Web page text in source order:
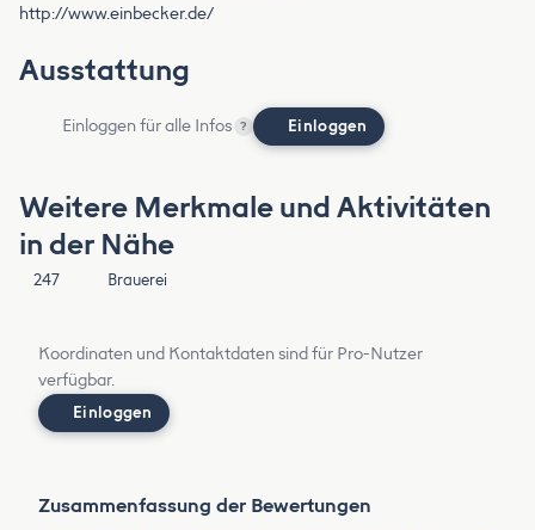
http://www.einbecker.de/
Ausstattung
Einloggen für alle Infos ? Einloggen
Weitere Merkmale und Aktivitäten
in der Nähe
247 Brauerei
Koordinaten und Kontaktdaten sind für Pro-Nutzer
verfügbar.
Einloggen
Zusammenfassung der Bewertungen